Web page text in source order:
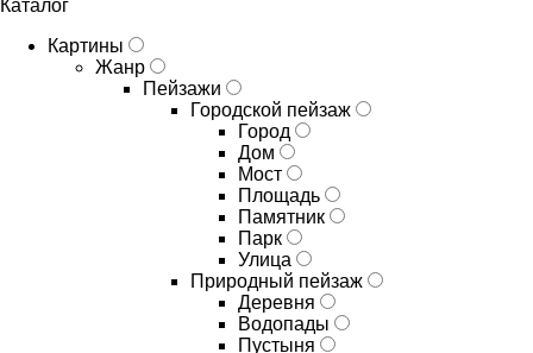
Каталог
Картины
Жанр
Пейзажи
Городской пейзаж
Город
Дом
Мост
Площадь
Памятник
Парк
Улица
Природный пейзаж
Деревня
Водопады
Пустыня